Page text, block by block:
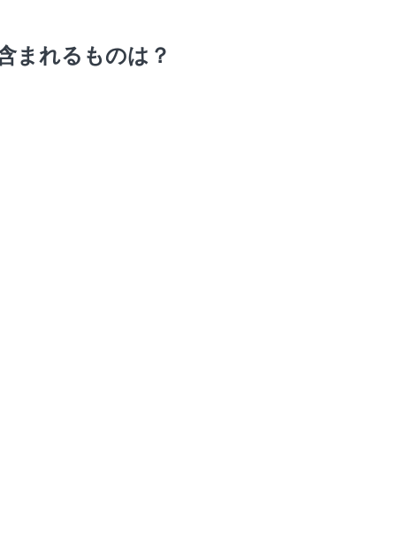
まれるものは？